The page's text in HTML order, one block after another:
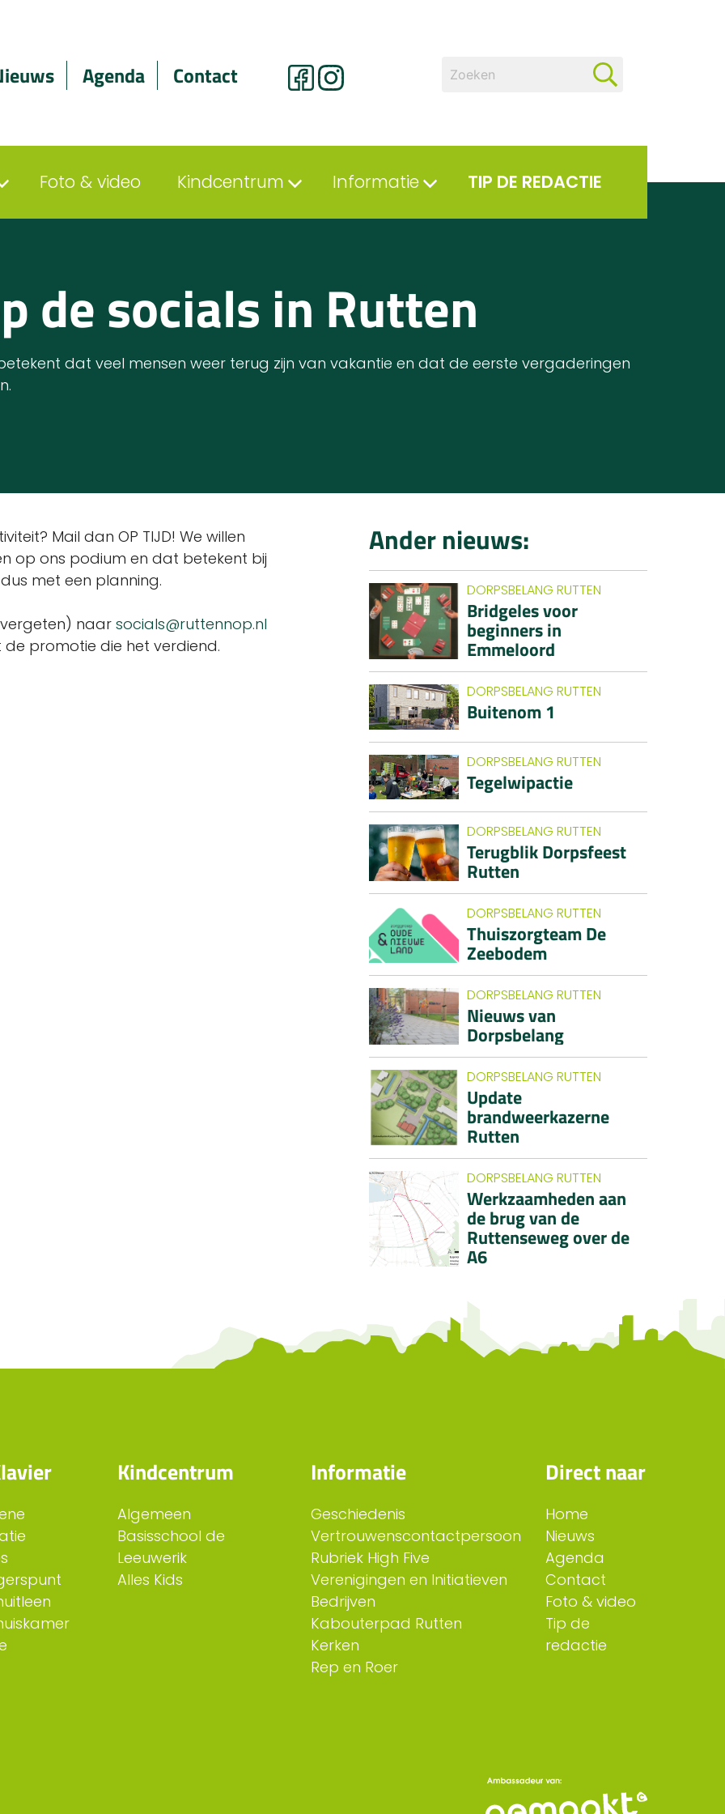
Agenda Contact
Foto & video Kindcentrum Informatie TIP DE REDACTIE
de socials in Rutten
dat veel mensen weer terug zijn van vakantie en dat de eerste vergaderingen
Mail dan OP TIJD! We willen
op ons podium en dat betekent bij
met een planning.
naar socials@ruttennop.nl
promotie die het verdiend.
Ander nieuws:
DORPSBELANG RUTTEN
Bridgeles voor
beginners in
Emmeloord
DORPSBELANG RUTTEN
Buitenom 1
DORPSBELANG RUTTEN
Tegelwipactie
DORPSBELANG RUTTEN
Terugblik Dorpsfeest
Rutten
DORPSBELANG RUTTEN
Thuiszorgteam De
Zeebodem
DORPSBELANG RUTTEN
Nieuws van
Dorpsbelang
DORPSBELANG RUTTEN
Update
brandweerkazerne
Rutten
DORPSBELANG RUTTEN
Werkzaamheden aan
de brug van de
Ruttenseweg over de
A6
Kindcentrum
Algemeen
Basisschool de
Leeuwerik
Alles Kids
Informatie
Geschiedenis
Vertrouwenscontactpersoon
Rubriek High Five
Verenigingen en Initiatieven
Bedrijven
Kabouterpad Rutten
Kerken
Rep en Roer
Direct naar
Home
Nieuws
Agenda
Contact
Foto & video
Tip de
redactie